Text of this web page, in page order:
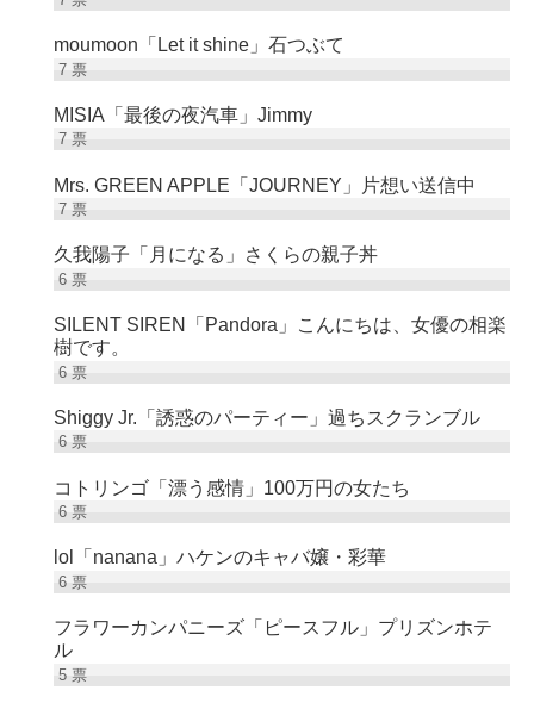
moumoon「Let it shine」石つぶて
7票
MISIA「最後の夜汽車」Jimmy
7票
Mrs. GREEN APPLE「JOURNEY」片想い送信中
7票
久我陽子「月になる」さくらの親子丼
6票
SILENT SIREN「Pandora」こんにちは、女優の相楽
樹です。
6票
Shiggy Jr.「誘惑のパーティー」過ちスクランブル
6票
コトリンゴ「漂う感情」100万円の女たち
6票
lol「nanana」ハケンのキャバ嬢・彩華
6票
フラワーカンパニーズ「ピースフル」プリズンホテ
ル
5票